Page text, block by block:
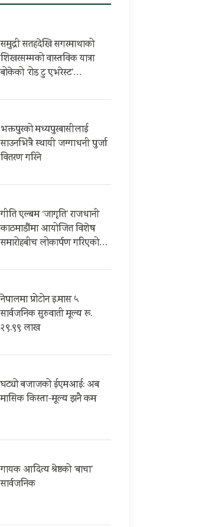
समुद्री सतहदेखि सगरमाथाको
शिखरसम्मको वास्तविक यात्रा
बोकेको ‘रोड टु एभरेस्ट’…
भक्तपुरको मध्यपुरबासीलाई
साउनभित्रै स्थायी जग्गाधनी पुर्जा
वितरण गरिने
गीति एल्बम ‘जागृति’ राजधानी
काठमाडौंमा आयोजित विशेष
समारोहबीच लोकार्पण गरिएको…
नेपालमा प्रोटोन इ.मास ५
सार्वजनिक सुरुवाती मूल्य रू.
२९.९९ लाख
घट्यो बजाजको ईएमआई: अब
मासिक किस्ता-मूल्य झनै कम
गायक आदित्य श्रेष्ठको ‘बाचा’
सार्वजनिक